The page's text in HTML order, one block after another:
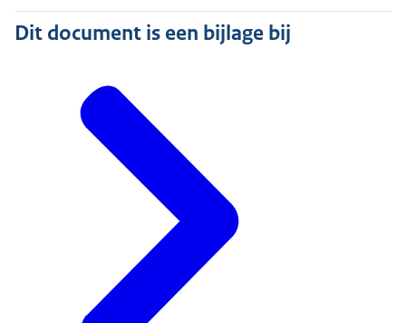
Dit document is een bijlage bij